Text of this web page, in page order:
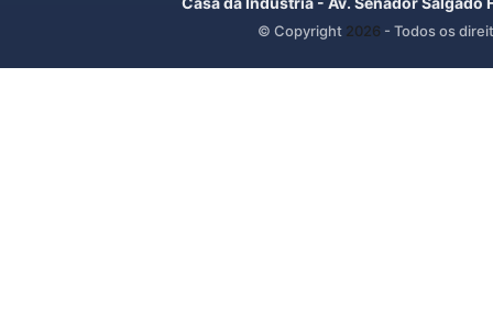
© Copyright 2026 - Todos os